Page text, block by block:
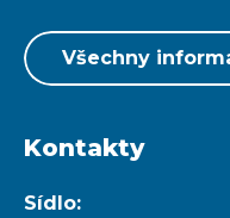
Všechny
Kontakty
Sídlo: